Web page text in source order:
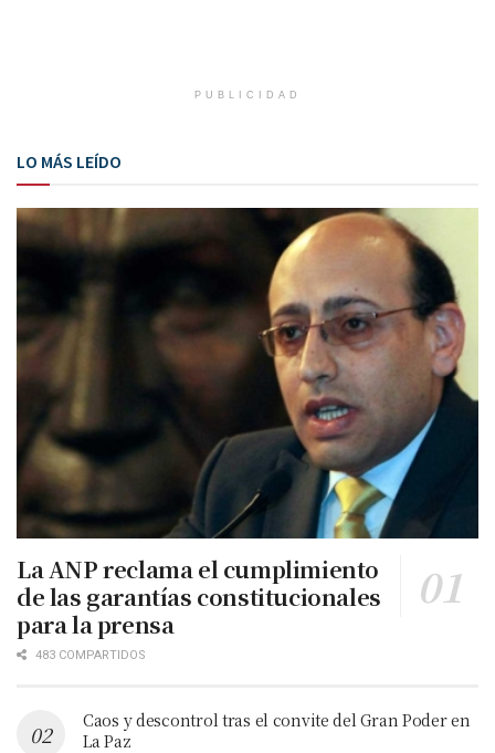
PUBLICIDAD
LO MÁS LEÍDO
La ANP reclama el cumplimiento
de las garantías constitucionales
para la prensa
483 COMPARTIDOS
Caos y descontrol tras el convite del Gran Poder en
La Paz